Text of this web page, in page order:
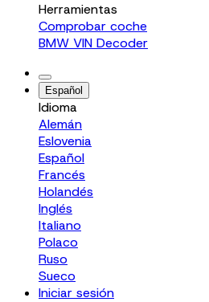
Herramientas
Comprobar coche
BMW VIN Decoder
Español
Idioma
Alemán
Eslovenia
Español
Francés
Holandés
Inglés
Italiano
Polaco
Ruso
Sueco
Iniciar sesión